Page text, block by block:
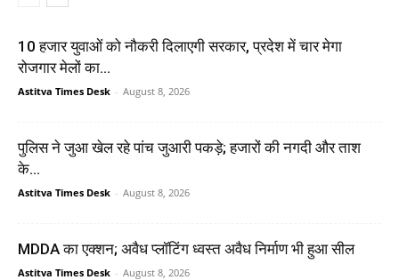
10 हजार युवाओं को नौकरी दिलाएगी सरकार, प्रदेश में चार मेगा
रोजगार मेलों का...
Astitva Times Desk - August 8, 2026
पुलिस ने जुआ खेल रहे पांच जुआरी पकड़े; हजारों की नगदी और ताश
के...
Astitva Times Desk - August 8, 2026
MDDA का एक्शन; अवैध प्लॉटिंग ध्वस्त अवैध निर्माण भी हुआ सील
Astitva Times Desk - August 8, 2026